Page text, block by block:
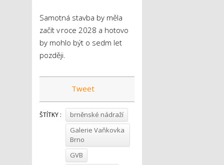
Samotná stavba by měla
začít v roce 2028 a hotovo
by mohlo být o sedm let
později.
Tweet
ŠTÍTKY :
brněnské nádraží
Galerie Vaňkovka
Brno
GVB